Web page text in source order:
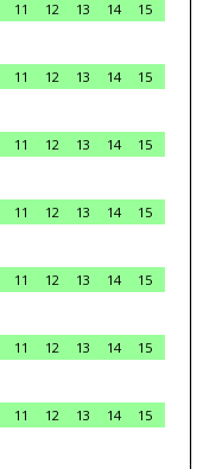
11 12 13 14
15
11 12 13 14
15
11 12 13 14
15
11 12 13 14
15
11 12 13 14
15
11 12 13 14
15
11 12 13 14
15